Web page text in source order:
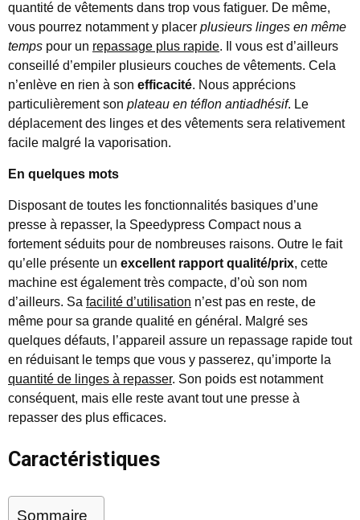
quantité de vêtements dans trop vous fatiguer. De même,
vous pourrez notamment y placer plusieurs linges en même
temps pour un repassage plus rapide. Il vous est d’ailleurs
conseillé d’empiler plusieurs couches de vêtements. Cela
n’enlève en rien à son efficacité. Nous apprécions
particulièrement son plateau en téflon antiadhésif. Le
déplacement des linges et des vêtements sera relativement
facile malgré la vaporisation.
En quelques mots
Disposant de toutes les fonctionnalités basiques d’une
presse à repasser, la Speedypress Compact nous a
fortement séduits pour de nombreuses raisons. Outre le fait
qu’elle présente un excellent rapport qualité/prix, cette
machine est également très compacte, d’où son nom
d’ailleurs. Sa facilité d’utilisation n’est pas en reste, de
même pour sa grande qualité en général. Malgré ses
quelques défauts, l’appareil assure un repassage rapide tout
en réduisant le temps que vous y passerez, qu’importe la
quantité de linges à repasser. Son poids est notamment
conséquent, mais elle reste avant tout une presse à
repasser des plus efficaces.
Caractéristiques
Sommaire